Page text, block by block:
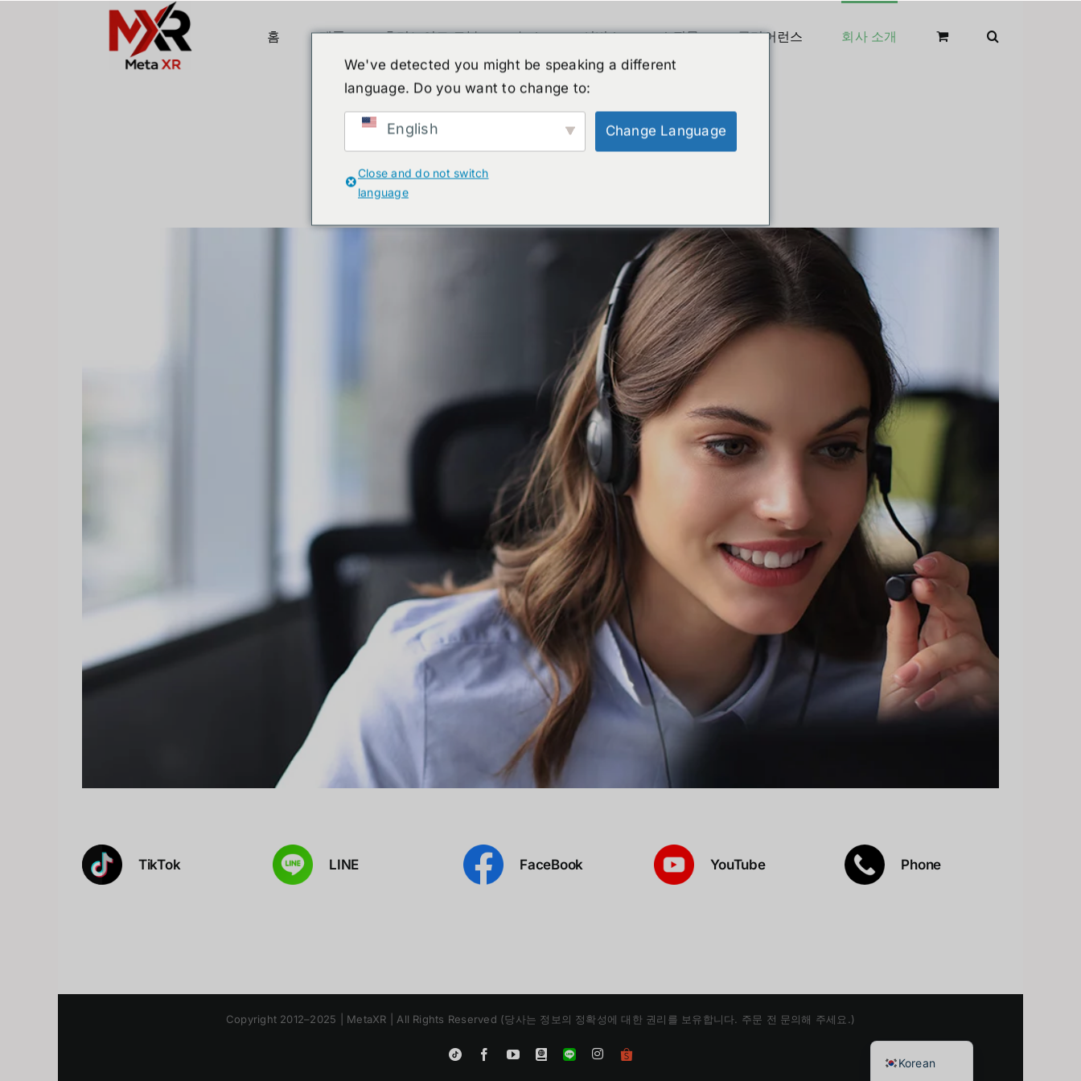
홈 제품 휴머노이드 로봇 뉴스 서비스 쇼핑몰 클리어런스 회사 소개
Contact Info
TikTok LINE FaceBook YouTube Phone
Copyright 2012–2025 | MetaXR | All Rights Reserved (당사는 정보의 정확성에 대한 권리를 보유합니다. 주문 전 문의해 주세요.)
Tiktok FacebookYouTubeBlogger
LINE
Instagram
Shopee
We've detected you might be speaking a different
language. Do you want to change to:
English Change Language
Close and do not switch
language
Korean